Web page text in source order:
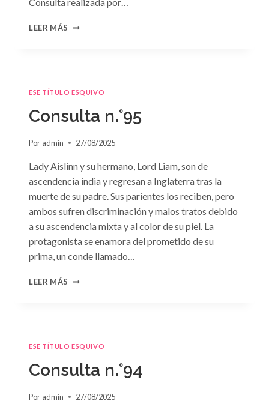
LEER MÁS CONSULTA
ESE TÍTULO ESQUIVO
Consulta n.°95
Por admin 27/08/2025
Lady Aislinn y su hermano, Lord Liam, son de
ascendencia india y regresan a Inglaterra tras la
muerte de su padre. Sus parientes los reciben, pero
ambos sufren discriminación y malos tratos debido
a su ascendencia mixta y al color de su piel. La
protagonista se enamora del prometido de su
prima, un conde llamado…
LEER MÁS CONSULTA
ESE TÍTULO ESQUIVO
Consulta n.°94
Por admin 27/08/2025